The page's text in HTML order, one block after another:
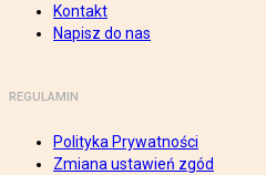
Kontakt
Napisz do nas
REGULAMIN
Polityka Prywatności
Zmiana ustawień zgód